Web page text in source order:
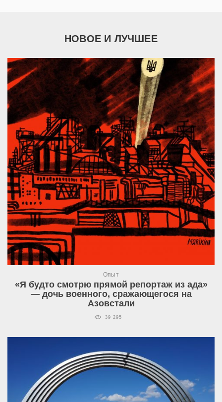
НОВОЕ И ЛУЧШЕЕ
Опыт
«Я будто смотрю прямой репортаж из ада»
— дочь военного, сражающегося на
Азовстали
39 295